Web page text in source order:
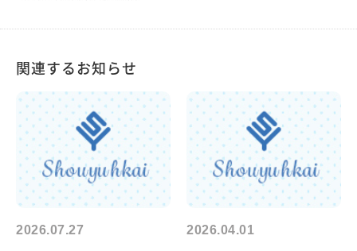
関連するお知らせ
2026.07.27 2026.04.01